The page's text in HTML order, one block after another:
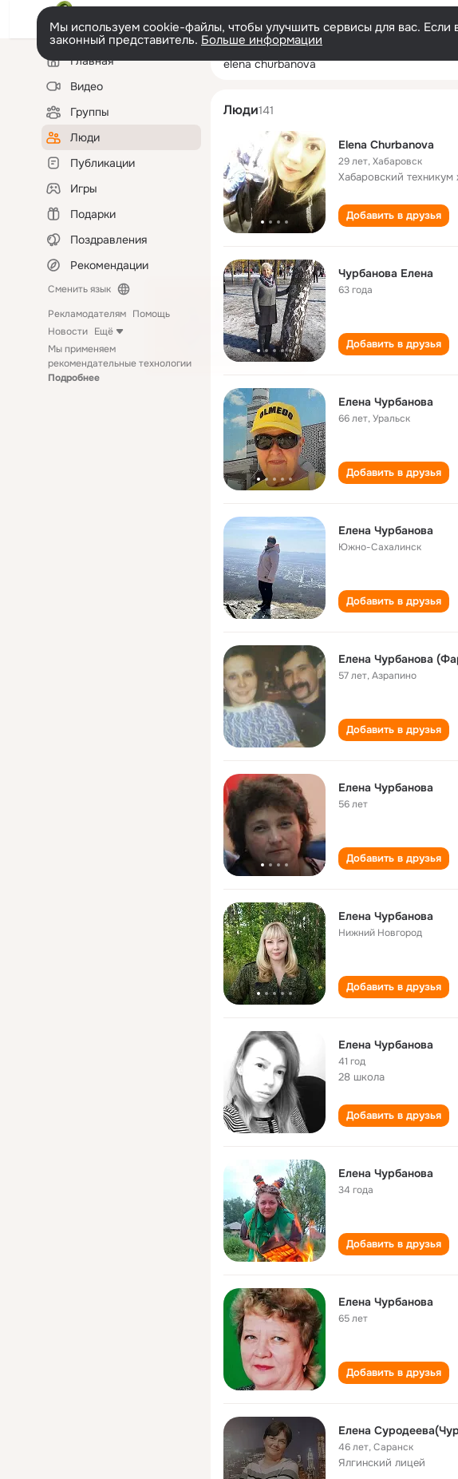
Мы используем cookie-файлы, чтобы улучшить сервисы для вас.
законный представитель. Больше информации
Левая
колонкаГлавная
Видео
Группы
Люди
Публикации
Игры
Подарки
Поздравления
Рекомендации
Сменить язык
Рекламодателям Помощь
Новости Ещё
Мы применяем
рекомендательные технологии
Подробнее
elena churbanova
Люди141
Elena Churbanova
29 лет,Хабаровск
Хабаровский
Добавить в друзья
Чурбанова Елена
63 года
Добавить в друзья
Елена Чурбанова
66 лет,Уральск
Добавить в друзья
Елена Чурбанова
Южно-Сахалинск
Добавить в друзья
Елена Чурбанова
57 лет,Азрапино
Добавить в друзья
Елена Чурбанова
56 лет
Добавить в друзья
Елена Чурбанова
Нижний Новгород
Добавить в друзья
Елена Чурбанова
41 год
28 школа
Добавить в друзья
Елена Чурбанова
34 года
Добавить в друзья
Елена Чурбанова
65 лет
Добавить в друзья
Елена
46 лет,Саранск
Ялгинский лицей